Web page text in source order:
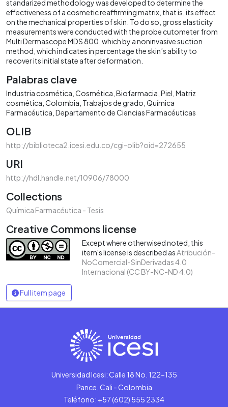
standarized methodology was developed to determine the
effectiveness of a cosmetic reaffirming matrix, that is, its effect
on the mechanical properties of skin. To do so, gross elasticity
measurements were conducted with the probe cutometer from
Multi Dermascope MDS 800, which by a noninvasive suction
method, which indicates in percentage the skin’s ability to
recover its initial state after deformation.
Palabras clave
Industria cosmética Cosmética Biofarmacia Piel Matriz
cosmética Colombia Trabajos de grado Química
Farmacéutica Departamento de Ciencias Farmacéuticas
OLIB
http://biblioteca2.icesi.edu.co/cgi-olib?oid=272655
URI
http://hdl.handle.net/10906/78000
Collections
Química Farmacéutica - Tesis
Creative Commons license
Except where otherwised noted, this
item's license is described asAtribución-
NoComercial-SinDerivadas 4.0
Internacional (CC BY-NC-ND 4.0)
Full item page
Universidad Icesi: Calle 18 No. 122-135
Pance, Cali - Colombia
Teléfono: +57 (602) 555 2334